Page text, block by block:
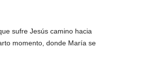
sufre Jesús camino hacia
momento, donde María se